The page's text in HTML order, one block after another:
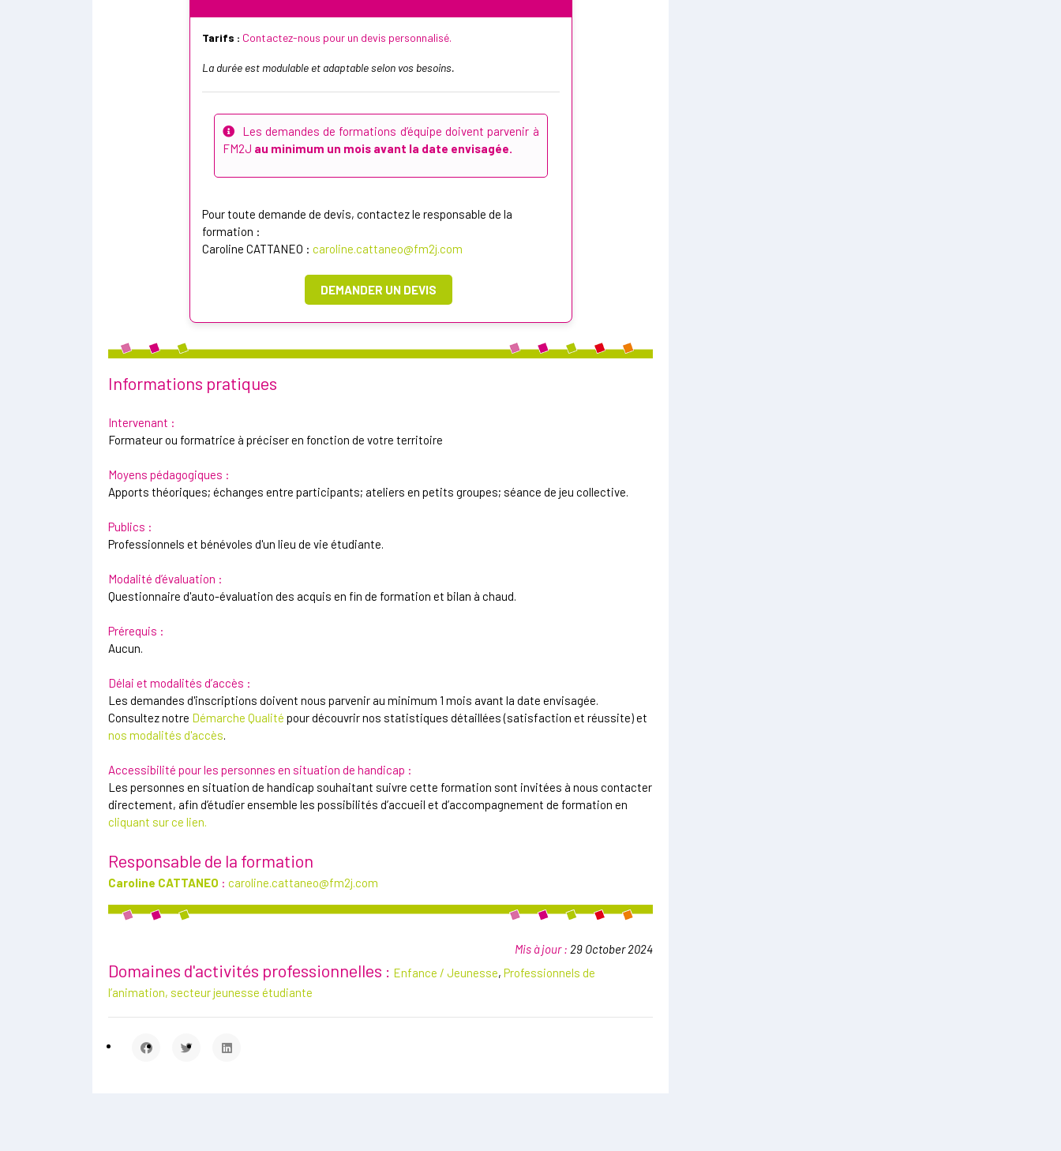
Tarifs : Contactez-nous pour un devis personnalisé.
La durée est modulable et adaptable selon vos besoins.
Les demandes de formations d’équipe doivent parvenir à
FM2J au minimum un mois avant la date envisagée.
Pour toute demande de devis, contactez le responsable de la
formation :
Caroline CATTANEO : caroline.cattaneo@fm2j.com
DEMANDER UN DEVIS
Informations pratiques
Intervenant :
Formateur ou formatrice à préciser en fonction de votre territoire
Moyens pédagogiques :
Apports théoriques; échanges entre participants; ateliers en petits groupes; séance de jeu collective.
Publics :
Professionnels et bénévoles d'un lieu de vie étudiante.
Modalité d’évaluation :
Questionnaire d'auto-évaluation des acquis en fin de formation et bilan à chaud.
Prérequis :
Aucun.
Délai et modalités d’accès :
Les demandes d'inscriptions doivent nous parvenir au minimum 1 mois avant la date envisagée.
Consultez notre Démarche Qualité pour découvrir nos statistiques détaillées (satisfaction et réussite) et
nos modalités d'accès.
Accessibilité pour les personnes en situation de handicap :
Les personnes en situation de handicap souhaitant suivre cette formation sont invitées à nous contacter
directement, afin d’étudier ensemble les possibilités d’accueil et d’accompagnement de formation en
cliquant sur ce lien.
Responsable de la formation
Caroline CATTANEO : caroline.cattaneo@fm2j.com
Mis à jour : 29 October 2024
Domaines d'activités professionnelles : Enfance / Jeunesse, Professionnels de
l’animation, secteur jeunesse étudiante